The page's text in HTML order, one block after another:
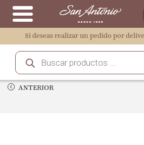
Si deseas realizar un pedido por
ANTERIOR